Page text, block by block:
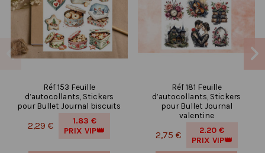
Réf 153 Feuille
d’autocollants, Stickers
pour Bullet Journal biscuits
2,29 €
1.83 €
PRIX VIP👑
Réf 181 Feuille
d’autocollants, Stickers
pour Bullet Journal
valentine
2,75 €
2.20 €
PRIX VIP👑